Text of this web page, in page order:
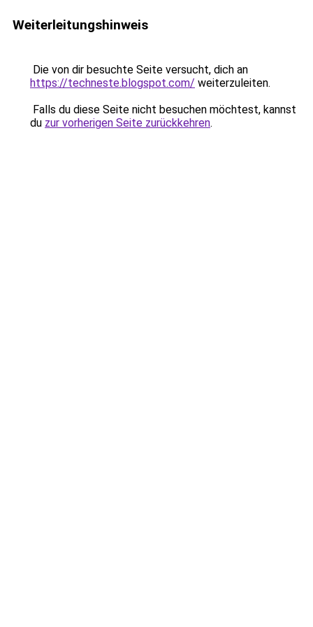
Weiterleitungshinweis
Die von dir besuchte Seite versucht, dich an
https://techneste.blogspot.com/ weiterzuleiten.
Falls du diese Seite nicht besuchen möchtest, kannst
du zur vorherigen Seite zurückkehren.